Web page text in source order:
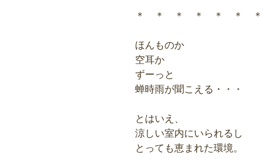
＊ ＊ ＊ ＊ ＊ ＊ ＊
ほんものか
空耳か
ずーっと
蝉時雨が聞こえる・・・
とはいえ、
涼しい室内にいられるし
とっても恵まれた環境。